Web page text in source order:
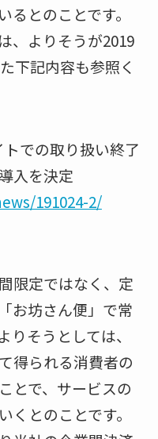
とのことです。
、よりそうが2019
下記内容も参照く
トでの取り扱い終了
入を決定
191024-2/
限定ではなく、定
お坊さん便」で常
そうとしては、
得られる消費者の
とで、サービスの
くとのことです。